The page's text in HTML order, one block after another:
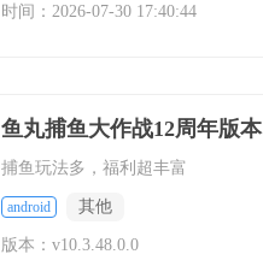
时间： 2026-07-30 17:40:44
鱼丸捕鱼大作战12周年版本
捕鱼玩法多，福利超丰富
android 其他
版本：v10.3.48.0.0